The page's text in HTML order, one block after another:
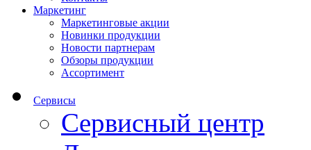
Маркетинг
Маркетинговые акции
Новинки продукции
Новости партнерам
Обзоры продукции
Ассортимент
Сервисы
Сервисный центр